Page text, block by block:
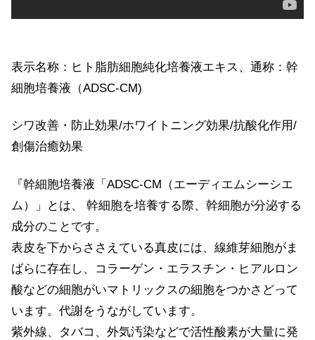
表示名称：ヒト脂肪細胞純化培養液エキス、通称：幹
細胞培養液（ADSC-CM)
シワ改善・防止効果/ホワイトニング効果/抗酸化作用/
創傷治癒効果
『幹細胞培養液「ADSC-CM（エーディエムシーシエ
ム）」とは、 幹細胞を培養する際、幹細胞が分泌する
成分のことです。
表皮を下からささえている真皮には、線維芽細胞がま
ばらに存在し、コラーゲン・エラスチン・ヒアルロン
酸などの細胞がいマトリックスの細胞をつかさどって
います。代謝をうながしています。
紫外線、タバコ、外気汚染などで活性酸素が大量に発